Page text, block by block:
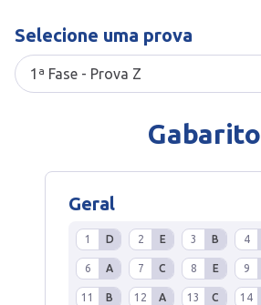
Selecione uma prova
Gabarito
Geral
1 D 2 E 3 B 4
6 A 7 C 8 E 9
11 B 12 A 13 C 14